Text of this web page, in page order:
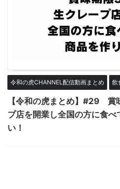
令和の虎CHANNEL配信動画まとめ 飲
【令和の虎まとめ】#29 賞
プ店を開業し全国の方に食
い！